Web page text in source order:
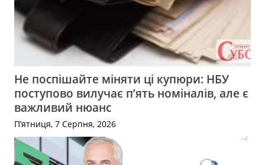
Не поспішайте міняти ці купюри: НБУ
поступово вилучає п’ять номіналів, але є
важливий нюанс
П’ятниця, 7 Серпня, 2026